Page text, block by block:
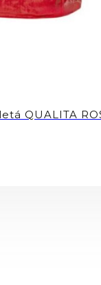
QUALITA